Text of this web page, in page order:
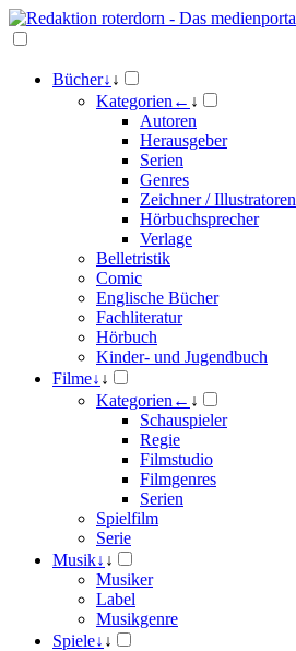
Bücher↓ ↓
Kategorien ← ↓
Autoren
Herausgeber
Serien
Genres
Zeichner / Illustratoren
Hörbuchsprecher
Verlage
Belletristik
Comic
Englische Bücher
Fachliteratur
Hörbuch
Kinder- und Jugendbuch
Filme↓ ↓
Kategorien ← ↓
Schauspieler
Regie
Filmstudio
Filmgenres
Serien
Spielfilm
Serie
Musik↓ ↓
Musiker
Label
Musikgenre
Spiele↓ ↓